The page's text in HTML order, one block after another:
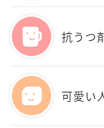
分が上がるこ
また、今の職
ら、転職を視
活と、社会人
「自分には無
職先があるか
抗うつ
可愛い